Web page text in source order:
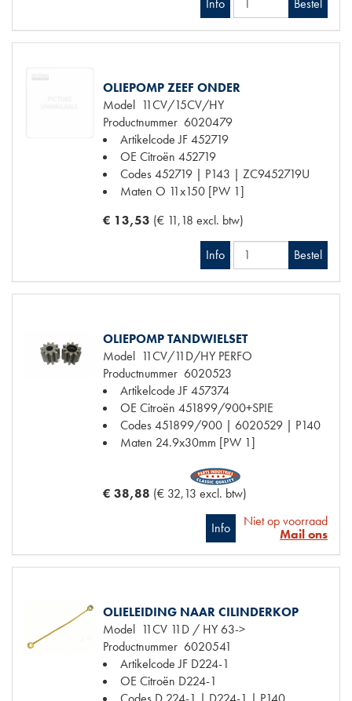
Info Bestel
OLIEPOMP ZEEF ONDER
Model 11CV/15CV/HY
Productnummer 6020479
Artikelcode JF452719
OE Citroën 452719
Codes452719 | P143 | ZC9452719U
Maten O 11x150 [PW 1]
€ 13,53 (€ 11,18 excl. btw)
Info Bestel
OLIEPOMP TANDWIELSET
Model 11CV/11D/HY PERFO
Productnummer 6020523
Artikelcode JF457374
OE Citroën 451899/900+SPIE
Codes451899/900 | 6020529 | P140
Maten 24.9x30mm [PW 1]
€ 38,88 (€ 32,13 excl. btw)
Info
Niet op voorraad
Mail ons
OLIELEIDING NAAR CILINDERKOP
Model 11CV 11D / HY 63->
Productnummer 6020541
Artikelcode JF D224-1
OE Citroën D224-1